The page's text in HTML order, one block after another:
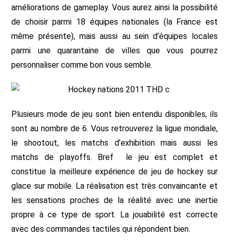
améliorations de gameplay. Vous aurez ainsi la possibilité
de choisir parmi 18 équipes nationales (la France est
même présente), mais aussi au sein d’équipes locales
parmi une quarantaine de villes que vous pourrez
personnaliser comme bon vous semble.
Plusieurs mode de jeu sont bien entendu disponibles, ils
sont au nombre de 6. Vous retrouverez la ligue mondiale,
le shootout, les matchs d’exhibition mais aussi les
matchs de playoffs. Bref le jeu est complet et
constitue la meilleure expérience de jeu de hockey sur
glace sur mobile. La réalisation est très convaincante et
les sensations proches de la réalité avec une inertie
propre à ce type de sport. La jouabilité est correcte
avec des commandes tactiles qui répondent bien.